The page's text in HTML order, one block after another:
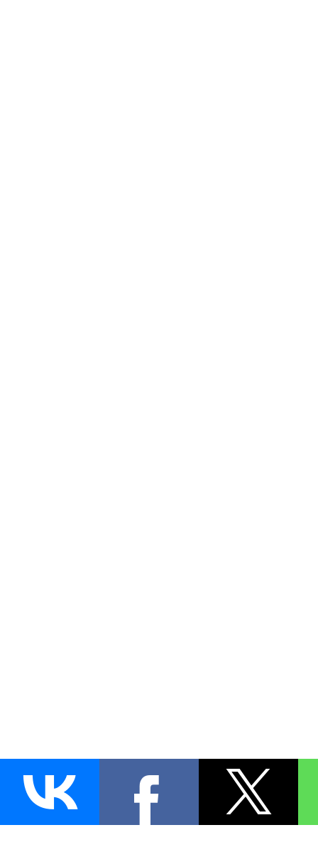
AUTO BLOKIRATOR
+7 (495) 255-04-60 ПОИСК ЗАМКА УСТАНОВКА